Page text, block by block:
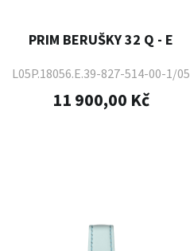
PRIM BERUŠKY 32 Q - E
L05P.18056.E.39-827-514-00-1/05
11 900,00 Kč